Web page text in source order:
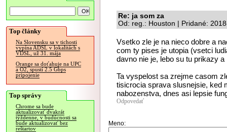
Top články
Na Slovensku sa v tichosti
vypína ADSL v lokalitách s
VDSL, už 31. mája
Orange sa doťahuje na UPC
a O2, spustí 2.5 Gbps
pripojenie
Top správy
Chrome sa bude
aktualizovať dvakrát
týždenne, v budúcnosti sa
bude aktualizovať bez
reštartov
Re: ja som za
Od: reg.: Houston | Pridané:
Vsetko zle je na nieco dobre a
com ty pises je utopia (vsetci
davno nie je, lebo su tu prikazy
Ta vyspelost sa zrejme casom
tisicrocia sprava slusnejsie, ked
nabozenstva, dnes asi lepsie
Odpovedať
Meno: